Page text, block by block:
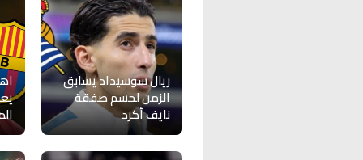
ريال سوسيداد يسابق
الزمن لحسم صفقة
نايف أكرد